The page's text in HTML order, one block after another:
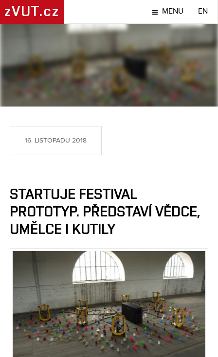
zVUT.cz MENU EN
TÉMA
16. LISTOPADU 2018
STARTUJE FESTIVAL
PROTOTYP. PŘEDSTAVÍ VĚDCE,
UMĚLCE I KUTILY